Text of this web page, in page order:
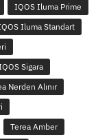
IQOS Iluma Prime
Iluma Standart
Sigara
Nerden Alınır
Terea Amber